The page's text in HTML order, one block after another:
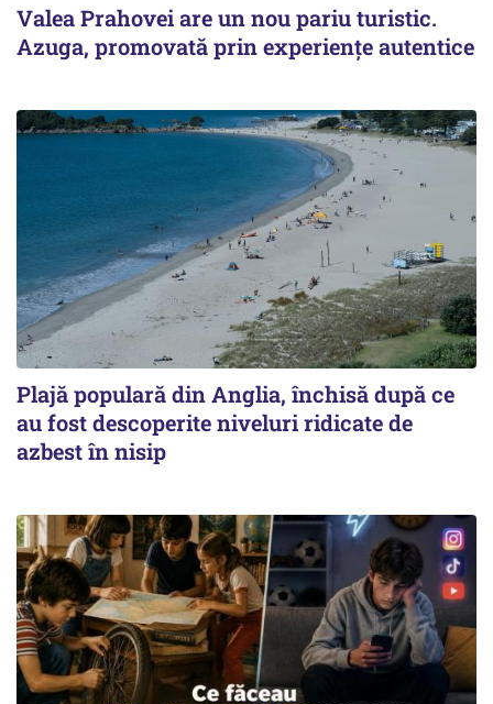
Valea Prahovei are un nou pariu turistic.
Azuga, promovată prin experiențe autentice
Plajă populară din Anglia, închisă după ce
au fost descoperite niveluri ridicate de
azbest în nisip